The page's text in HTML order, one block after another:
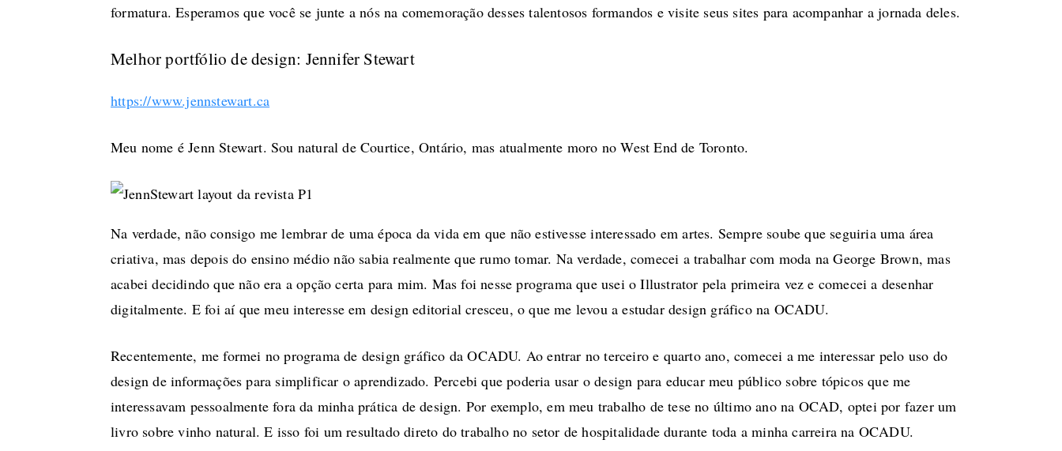
formatura. Esperamos que você se junte a nós na comemoração desses talentosos formandos e visite seus sites para acompanhar a jornada deles.
Melhor portfólio de design: Jennifer Stewart
https://www.jennstewart.ca
Meu nome é Jenn Stewart. Sou natural de Courtice, Ontário, mas atualmente moro no West End de Toronto.
Na verdade, não consigo me lembrar de uma época da vida em que não estivesse interessado em artes. Sempre soube que seguiria uma área
criativa, mas depois do ensino médio não sabia realmente que rumo tomar. Na verdade, comecei a trabalhar com moda na George Brown, mas
acabei decidindo que não era a opção certa para mim. Mas foi nesse programa que usei o Illustrator pela primeira vez e comecei a desenhar
digitalmente. E foi aí que meu interesse em design editorial cresceu, o que me levou a estudar design gráfico na OCADU.
Recentemente, me formei no programa de design gráfico da OCADU. Ao entrar no terceiro e quarto ano, comecei a me interessar pelo uso do
design de informações para simplificar o aprendizado. Percebi que poderia usar o design para educar meu público sobre tópicos que me
interessavam pessoalmente fora da minha prática de design. Por exemplo, em meu trabalho de tese no último ano na OCAD, optei por fazer um
livro sobre vinho natural. E isso foi um resultado direto do trabalho no setor de hospitalidade durante toda a minha carreira na OCADU.